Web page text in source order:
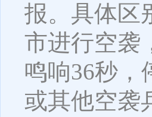
报。具体区
市进行空袭
鸣响36秒，
或其他空袭